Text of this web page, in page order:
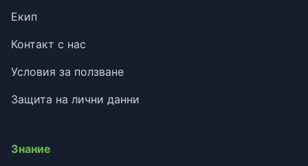
Екип
Контакт с нас
Условия за ползване
Защита на лични данни
Знание